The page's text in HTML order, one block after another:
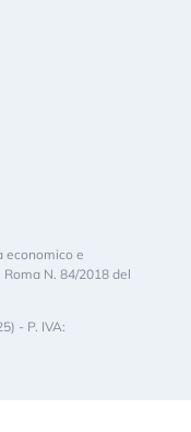
economico e
N. 84/2018 del
- P. IVA: